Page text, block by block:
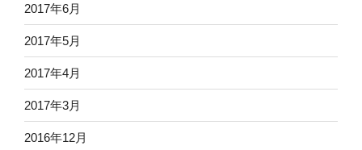
2017年6月
2017年5月
2017年4月
2017年3月
2016年12月